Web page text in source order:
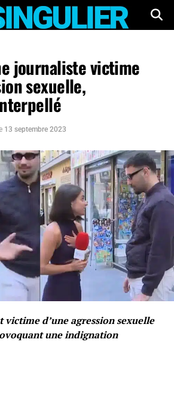
journaliste victime
sexuelle,
13 septembre 2023
victime d’une agression sexuelle
une indignation